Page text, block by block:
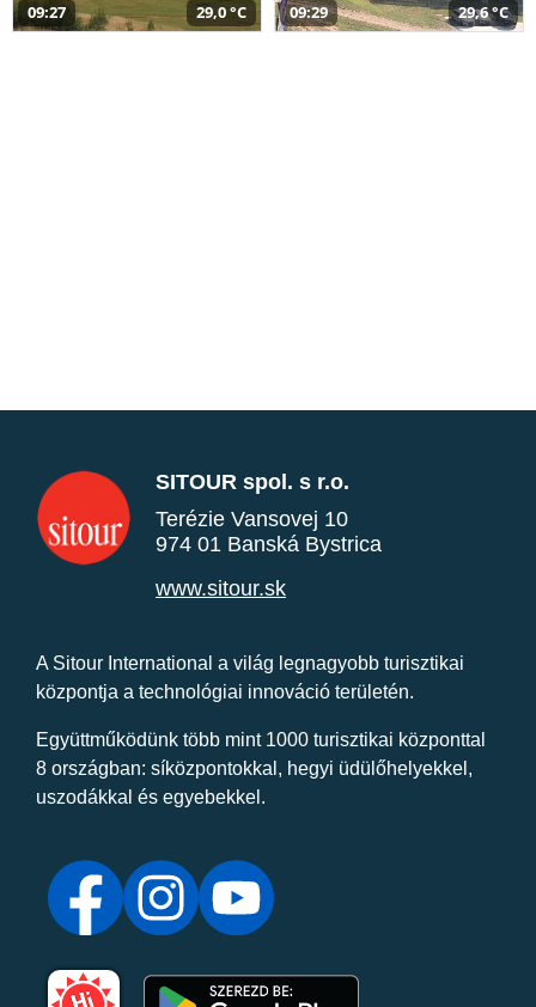
09:27 29,0 °C 09:29 29,6 °C
SITOUR spol. s r.o.
Terézie Vansovej 10
974 01 Banská Bystrica
www.sitour.sk
A Sitour International a világ legnagyobb turisztikai
központja a technológiai innováció területén.
Együttműködünk több mint 1000 turisztikai központtal
8 országban: síközpontokkal, hegyi üdülőhelyekkel,
uszodákkal és egyebekkel.